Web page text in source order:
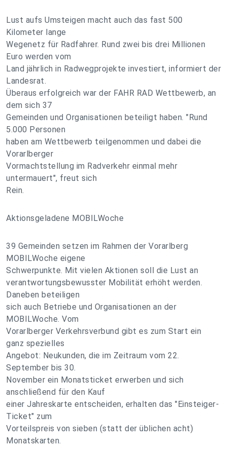
Lust aufs Umsteigen macht auch das fast 500
Kilometer lange
Wegenetz für Radfahrer. Rund zwei bis drei Millionen
Euro werden vom
Land jährlich in Radwegprojekte investiert, informiert der
Landesrat.
Überaus erfolgreich war der FAHR RAD Wettbewerb, an
dem sich 37
Gemeinden und Organisationen beteiligt haben. "Rund
5.000 Personen
haben am Wettbewerb teilgenommen und dabei die
Vorarlberger
Vormachtstellung im Radverkehr einmal mehr
untermauert", freut sich
Rein.
Aktionsgeladene MOBILWoche
39 Gemeinden setzen im Rahmen der Vorarlberg
MOBILWoche eigene
Schwerpunkte. Mit vielen Aktionen soll die Lust an
verantwortungsbewusster Mobilität erhöht werden.
Daneben beteiligen
sich auch Betriebe und Organisationen an der
MOBILWoche. Vom
Vorarlberger Verkehrsverbund gibt es zum Start ein
ganz spezielles
Angebot: Neukunden, die im Zeitraum vom 22.
September bis 30.
November ein Monatsticket erwerben und sich
anschließend für den Kauf
einer Jahreskarte entscheiden, erhalten das "Einsteiger-
Ticket" zum
Vorteilspreis von sieben (statt der üblichen acht)
Monatskarten.